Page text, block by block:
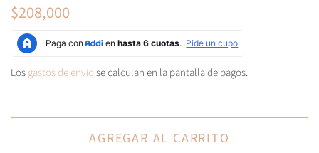
Precio
$208,000
oferta
Losgastos de envíose calculan en la pantalla de pagos.
AGREGAR AL CARRITO